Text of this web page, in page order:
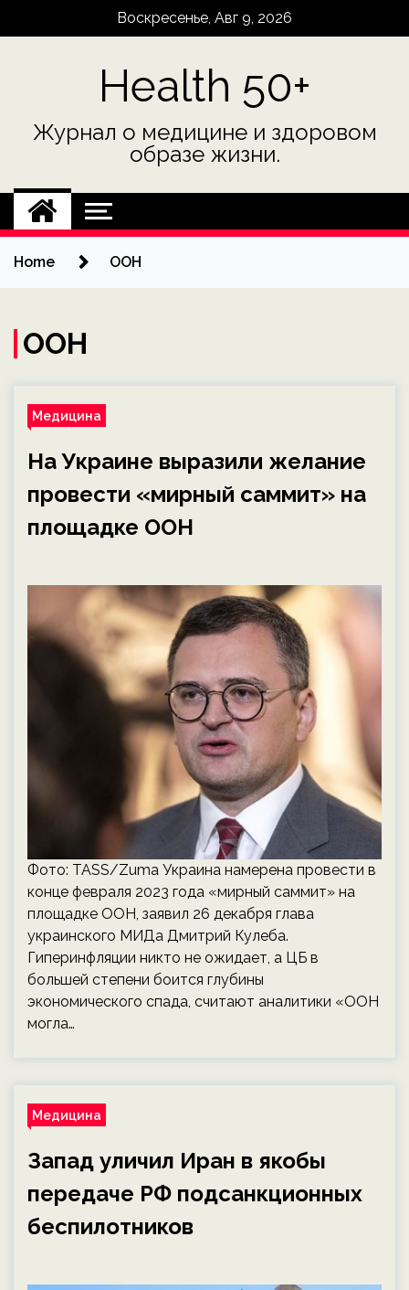
Воскресенье, Авг 9, 2026
Health 50+
Журнал о медицине и здоровом
образе жизни.
Home ООН
ООН
Медицина
На Украине выразили желание
провести «мирный саммит» на
площадке ООН
Фото: TASS/Zuma Украина намерена провести в
конце февраля 2023 года «мирный саммит» на
площадке ООН, заявил 26 декабря глава
украинского МИДа Дмитрий Кулеба.
Гиперинфляции никто не ожидает, а ЦБ в
большей степени боится глубины
экономического спада, считают аналитики «ООН
могла…
Медицина
Запад уличил Иран в якобы
передаче РФ подсанкционных
беспилотников